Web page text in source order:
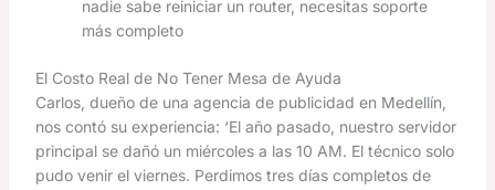
nadie sabe reiniciar un router, necesitas soporte
más completo
El Costo Real de No Tener Mesa de Ayuda
Carlos, dueño de una agencia de publicidad en Medellín,
nos contó su experiencia: ‘El año pasado, nuestro servidor
principal se dañó un miércoles a las 10 AM. El técnico solo
pudo venir el viernes. Perdimos tres días completos de